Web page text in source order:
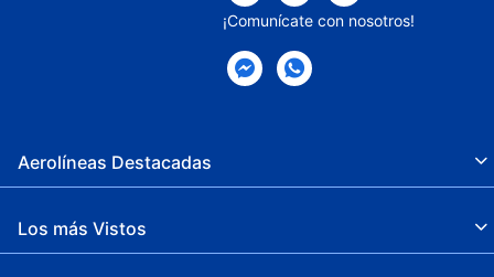
¡Comunícate con nosotros!
Aerolíneas Destacadas
Los más Vistos